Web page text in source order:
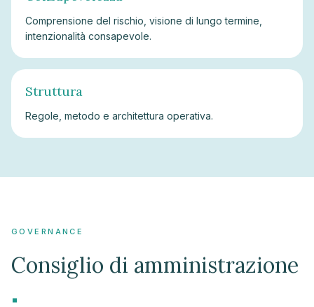
Comprensione del rischio, visione di lungo termine,
intenzionalità consapevole.
Struttura
Regole, metodo e architettura operativa.
GOVERNANCE
Consiglio di amministrazione
.